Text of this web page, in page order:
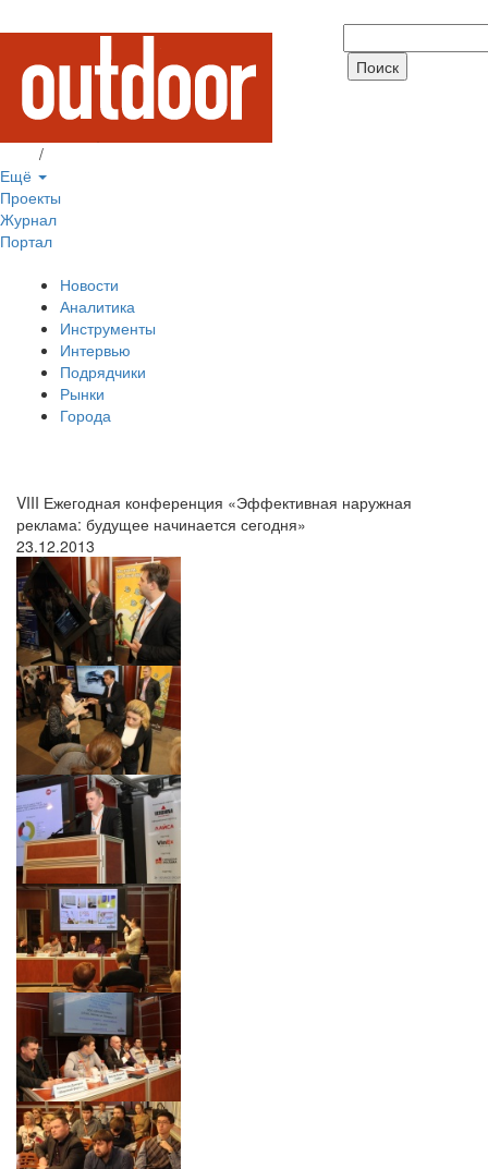
/
Ещё
Проекты
Журнал
Портал
Новости
Аналитика
Инструменты
Интервью
Подрядчики
Рынки
Города
VIII Ежегодная конференция «Эффективная наружная
реклама: будущее начинается сегодня»
23.12.2013